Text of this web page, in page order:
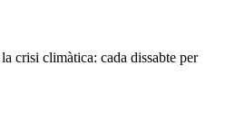
crisi climàtica: cada dissabte per